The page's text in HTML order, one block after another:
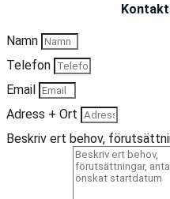
Namn
Telefon
Email
Adress + Ort
Beskriv ert behov,